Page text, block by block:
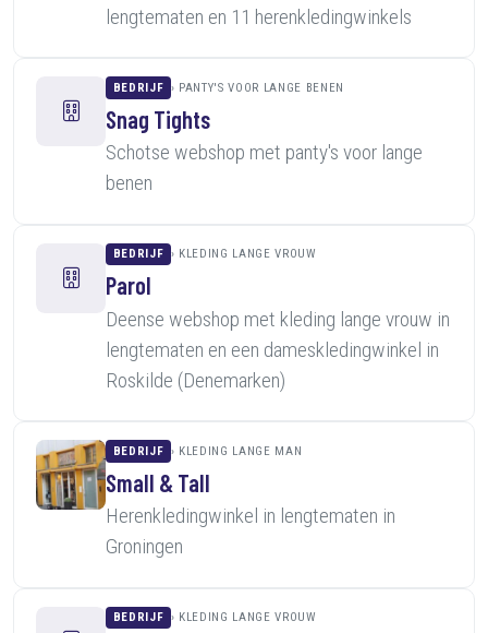
lengtematen en 11 herenkledingwinkels
BEDRIJF PANTY'S VOOR LANGE BENEN
Snag Tights
Schotse webshop met panty's voor lange
benen
BEDRIJF KLEDING LANGE VROUW
Parol
Deense webshop met kleding lange vrouw in
lengtematen en een dameskledingwinkel in
Roskilde (Denemarken)
BEDRIJF KLEDING LANGE MAN
Small & Tall
Herenkledingwinkel in lengtematen in
Groningen
BEDRIJF KLEDING LANGE VROUW